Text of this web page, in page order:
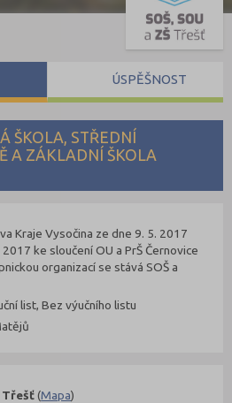
ŠKOLA, STŘEDNÍ
A ZÁKLADNÍ ŠKOLA
Třešť(Mapa)
Kraje Vysočina ze dne 9. 5. 2017
ke sloučení OU a PrŠ Černovice
organizací se stává SOŠ a
list, Bez výučního listu
ÚSPĚŠNOST